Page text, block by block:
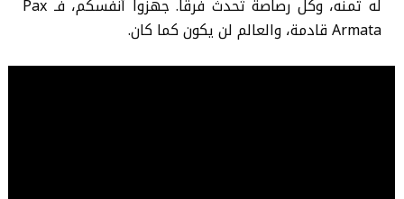
له ثمنه، وكل رصاصة تُحدث فرقاً. جهزوا أنفسكم، فـ Pax
Armata قادمة، والعالم لن يكون كما كان.